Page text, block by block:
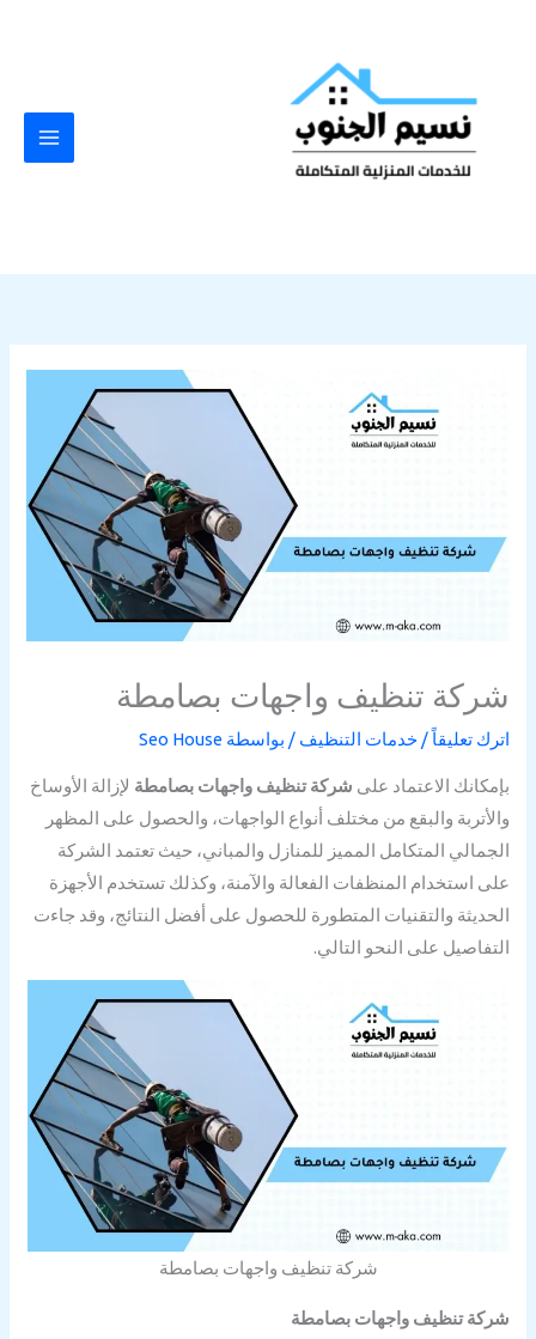
شركة تنظيف واجهات بصامطة
اترك تعليقاً /خدمات التنظيف / بواسطة Seo House
بإمكانك الاعتماد على شركة تنظيف واجهات بصامطة لإزالة الأوساخ
والأتربة والبقع من مختلف أنواع الواجهات، والحصول على المظهر
الجمالي المتكامل المميز للمنازل والمباني، حيث تعتمد الشركة
على استخدام المنظفات الفعالة والآمنة، وكذلك تستخدم الأجهزة
الحديثة والتقنيات المتطورة للحصول على أفضل النتائج، وقد جاءت
التفاصيل على النحو التالي.
شركة تنظيف واجهات بصامطة
شركة تنظيف واجهات بصامطة